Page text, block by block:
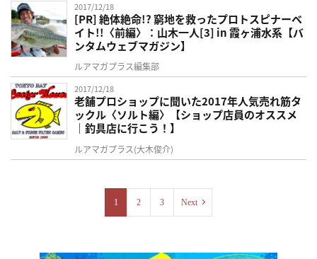
2017/12/18
[PR] 絶体絶命!? 窮地を救ったプロトスピナーベ
イト!!〈前編〉：山木一人[3] in 霞ヶ浦水系【バ
ンタムウェブマガジン】
ルアマガプラス編集部
2017/12/18
老舗プロショップに聞いた2017年人気売れ筋タ
ックル〈ソルト編〉【ショップ店員のオススメ
｜釣具店に行こう！】
ルアマガプラス(大木俊介)
1 2 3 Next